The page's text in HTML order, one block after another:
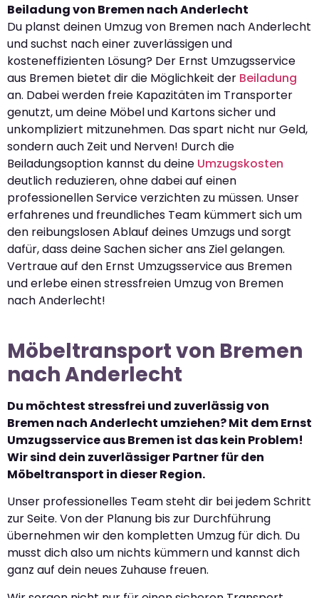
Beiladung von Bremen nach Anderlecht
Du planst deinen Umzug von Bremen nach Anderlecht
und suchst nach einer zuverlässigen und
kosteneffizienten Lösung? Der Ernst Umzugsservice
aus Bremen bietet dir die Möglichkeit der Beiladung
an. Dabei werden freie Kapazitäten im Transporter
genutzt, um deine Möbel und Kartons sicher und
unkompliziert mitzunehmen. Das spart nicht nur Geld,
sondern auch Zeit und Nerven! Durch die
Beiladungsoption kannst du deine Umzugskosten
deutlich reduzieren, ohne dabei auf einen
professionellen Service verzichten zu müssen. Unser
erfahrenes und freundliches Team kümmert sich um
den reibungslosen Ablauf deines Umzugs und sorgt
dafür, dass deine Sachen sicher ans Ziel gelangen.
Vertraue auf den Ernst Umzugsservice aus Bremen
und erlebe einen stressfreien Umzug von Bremen
nach Anderlecht!
Möbeltransport von Bremen
nach Anderlecht
Du möchtest stressfrei und zuverlässig von
Bremen nach Anderlecht umziehen? Mit dem Ernst
Umzugsservice aus Bremen ist das kein Problem!
Wir sind dein zuverlässiger Partner für den
Möbeltransport in dieser Region.
Unser professionelles Team steht dir bei jedem Schritt
zur Seite. Von der Planung bis zur Durchführung
übernehmen wir den kompletten Umzug für dich. Du
musst dich also um nichts kümmern und kannst dich
ganz auf dein neues Zuhause freuen.